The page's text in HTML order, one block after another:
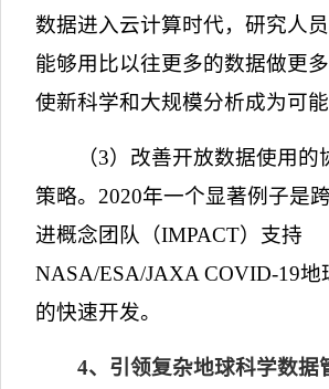
数据进入云计算时代，研究人
能够用比以往更多的数据做更
使新科学和大规模分析成为可能
（3）改善开放数据使用的
策略。 2020年一个显著例子是
进概念团队（IMPACT）支持
NASA/ESA/JAXA COVID-19地
的快速开发。
4、引领复杂地球科学数据